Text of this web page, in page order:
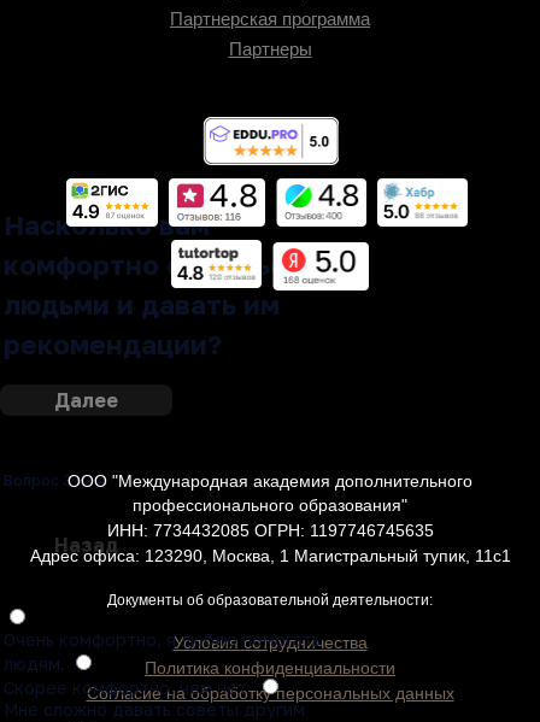
Насколько вам
комфортно общаться с
людьми и давать им
рекомендации?
Далее
Вопрос 3 из 4
Назад
Очень комфортно, я люблю помогать
людям.
Скорее комфортно, чем нет.
Мне сложно давать советы другим
Партнерская программа
Партнеры
ООО "Международная академия дополнительного
профессионального образования"
ИНН: 7734432085 ОГРН: 1197746745635
Адрес офиса: 123290, Москва, 1 Магистральный тупик, 11с1
Документы об образовательной деятельности:
Условия сотрудничества
Политика конфиденциальности
Согласие на обработку персональных данных